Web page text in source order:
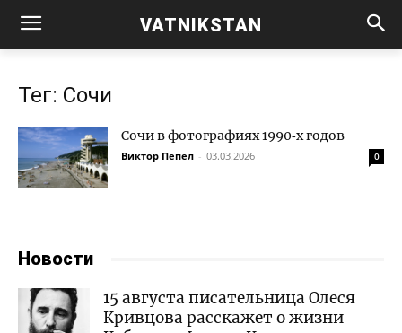
VATNIKSTAN
Тег: Сочи
Сочи в фотографиях 1990‑х годов
Виктор Пепел - 03.03.2026 0
Новости
15 августа писательница Олеся
Кривцова расскажет о жизни